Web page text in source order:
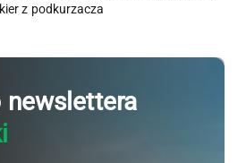
z podkurzacza
newslettera